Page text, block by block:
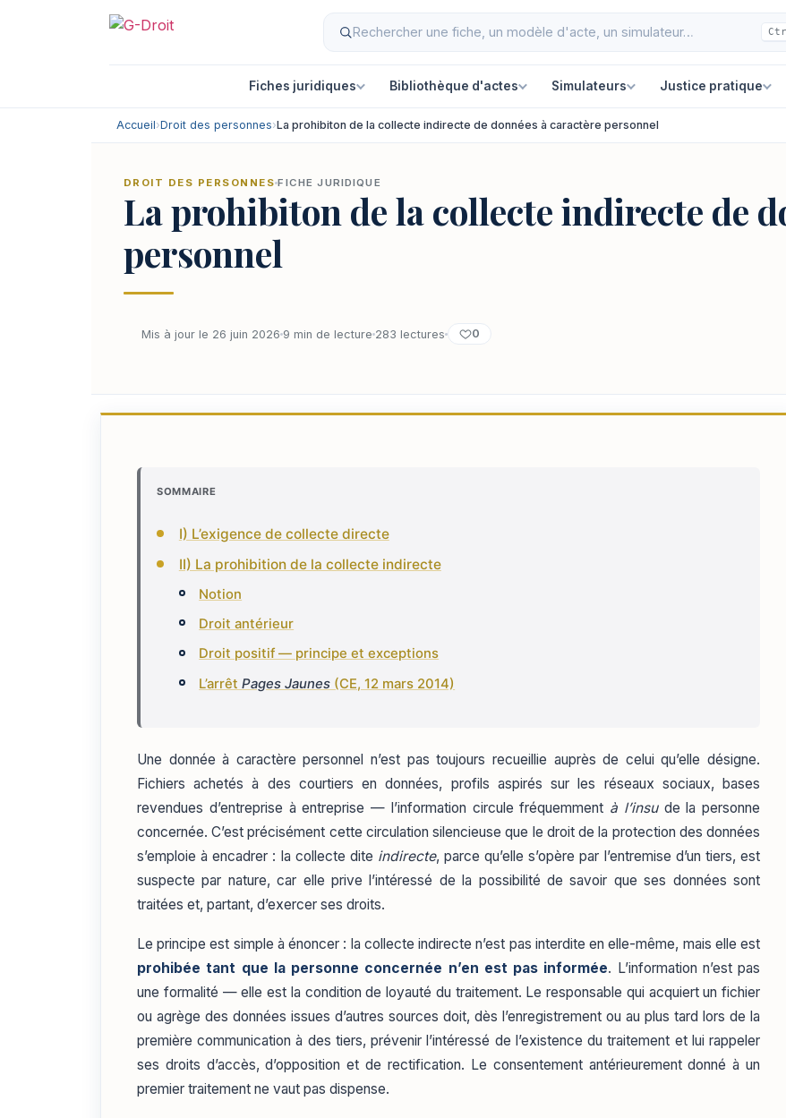
Fiches juridiques Bibliothèque d'actes Simulateurs Justice pratique
Accueil›Droit des personnes›La prohibiton de la collecte indirecte de données à caractère personnel
DROIT DES PERSONNES FICHE JURIDIQUE
La prohibiton de la collecte indirecte de
personnel
Mis à jour le 26 juin 2026 9 min de lecture 283 lectures 0
SOMMAIRE
I) L’exigence de collecte directe
II) La prohibition de la collecte indirecte
Notion
Droit antérieur
Droit positif — principe et exceptions
L’arrêtPages Jaunes (CE, 12 mars 2014)
Une donnée à caractère personnel n’est pas toujours recueillie auprès de celui qu’elle désigne.
Fichiers achetés à des courtiers en données, profils aspirés sur les réseaux sociaux, bases
revendues d’entreprise à entreprise — l’information circule fréquemment à l’insude la personne
concernée. C’est précisément cette circulation silencieuse que le droit de la protection des données
s’emploie à encadrer : la collecte dite indirecte, parce qu’elle s’opère par l’entremise d’un tiers, est
suspecte par nature, car elle prive l’intéressé de la possibilité de savoir que ses données sont
traitées et, partant, d’exercer ses droits.
Le principe est simple à énoncer : la collecte indirecte n’est pas interdite en elle-même, mais elle est
prohibée tant que la personne concernée n’en est pas informée. L’information n’est pas
une formalité — elle est la condition de loyauté du traitement. Le responsable qui acquiert un fichier
ou agrège des données issues d’autres sources doit, dès l’enregistrement ou au plus tard lors de la
première communication à des tiers, prévenir l’intéressé de l’existence du traitement et lui rappeler
ses droits d’accès, d’opposition et de rectification. Le consentement antérieurement donné à un
premier traitement ne vaut pas dispense.